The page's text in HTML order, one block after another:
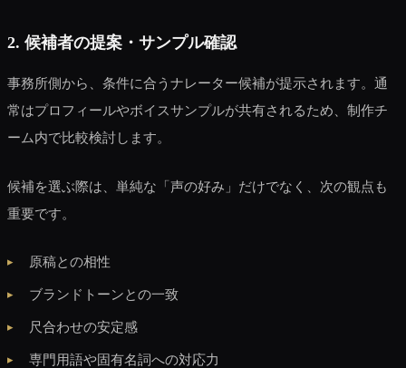
2. 候補者の提案・サンプル確認
事務所側から、条件に合うナレーター候補が提示されます。通
常はプロフィールやボイスサンプルが共有されるため、制作チ
ーム内で比較検討します。
候補を選ぶ際は、単純な「声の好み」だけでなく、次の観点も
重要です。
原稿との相性
ブランドトーンとの一致
尺合わせの安定感
専門用語や固有名詞への対応力